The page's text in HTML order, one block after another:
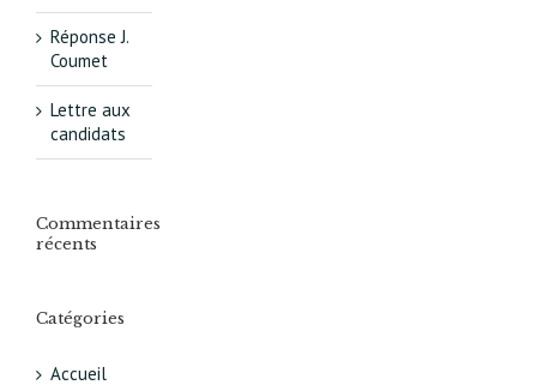
Réponse J.
Coumet
Lettre aux
candidats
Commentaires
récents
Catégories
Accueil